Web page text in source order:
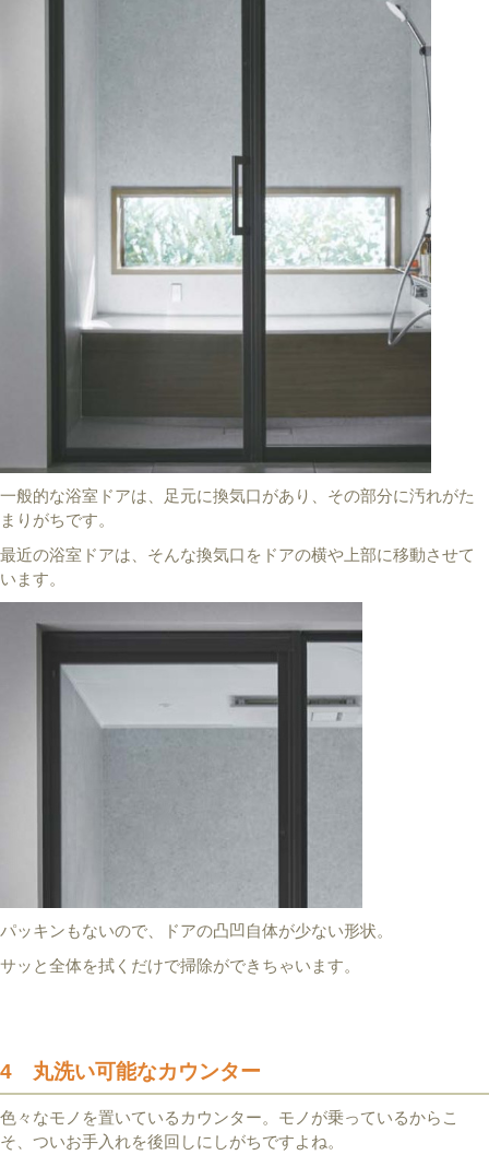
一般的な浴室ドアは、足元に換気口があり、その部分に汚れがた
まりがちです。
最近の浴室ドアは、そんな換気口をドアの横や上部に移動させて
います。
パッキンもないので、ドアの凸凹自体が少ない形状。
サッと全体を拭くだけで掃除ができちゃいます。
4 丸洗い可能なカウンター
色々なモノを置いているカウンター。モノが乗っているからこ
そ、ついお手入れを後回しにしがちですよね。